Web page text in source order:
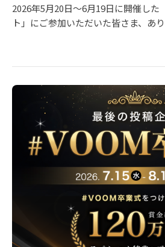
り予定しております。 ・ 最終振込予
旬〜末日（予定） ・ 最終お振込の
皆様へ収益金をお支払いいたします。 【重要】アカウント
め、最終の収益金のお支払いが完了
VOOM」のアカウントは削除されな
す。 ※事前にアカウントが削除され
いが正常に行われない可能性がございます。 ■
了に関するご不明点やご質問は、以
ムよりご連絡ください。https://
cc.line.me/category1ld/14550 ご利用中の皆様には多大なご
迷惑をおかけいたしますが、何卒ご
申し上げます。 これまでの「LINE
ご支援とご協力に、深く感謝申し上
をよろしくお願いいたします。
2026年5月20日〜6月19日に開催した
ト」にご参加いただいた皆さま、あ
リエイターの皆さまに創意工夫を凝
した！ 本ページでは、受賞者一覧と
ストアイディア賞を受賞された7名の
加をして、トークにキーワードを送
が見られるという企画を実施されて
の動機付けが上手な動画を多数投稿
公式アカウントの応答メッセージ機
確認ください 🥈 優秀賞（賞金10万
友だち追加してキーワードを送ると
レゼントする企画を実施されていま
もユーザーアクションの後押しになりそ